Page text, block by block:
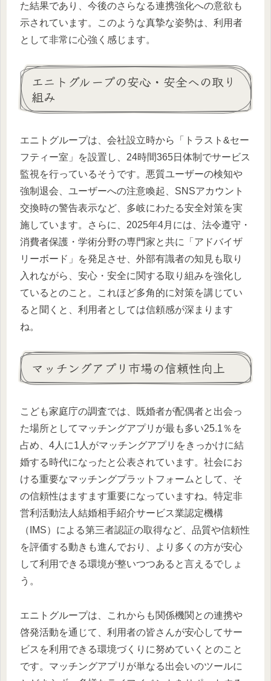
た結果であり、今後のさらなる連携強化への意欲も
示されています。このような真摯な姿勢は、利用者
として非常に心強く感じます。
エニトグループの安心・安全への取り
組み
エニトグループは、会社設立時から「トラスト&セー
フティー室」を設置し、24時間365日体制でサービス
監視を行っているそうです。悪質ユーザーの検知や
強制退会、ユーザーへの注意喚起、SNSアカウント
交換時の警告表示など、多岐にわたる安全対策を実
施しています。さらに、2025年4月には、法令遵守・
消費者保護・学術分野の専門家と共に「アドバイザ
リーボード」を発足させ、外部有識者の知見も取り
入れながら、安心・安全に関する取り組みを強化し
ているとのこと。これほど多角的に対策を講じてい
ると聞くと、利用者としては信頼感が深まります
ね。
マッチングアプリ市場の信頼性向上
こども家庭庁の調査では、既婚者が配偶者と出会っ
た場所としてマッチングアプリが最も多い25.1％を
占め、4人に1人がマッチングアプリをきっかけに結
婚する時代になったと公表されています。社会にお
ける重要なマッチングプラットフォームとして、そ
の信頼性はますます重要になっていますね。特定非
営利活動法人結婚相手紹介サービス業認定機構
（IMS）による第三者認証の取得など、品質や信頼性
を評価する動きも進んでおり、より多くの方が安心
して利用できる環境が整いつつあると言えるでしょ
う。
エニトグループは、これからも関係機関との連携や
啓発活動を通じて、利用者の皆さんが安心してサー
ビスを利用できる環境づくりに努めていくとのこと
です。マッチングアプリが単なる出会いのツールに